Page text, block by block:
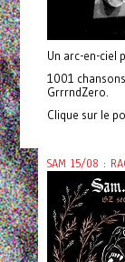
Un arc-en-ciel
1001
GrrrndZero.
Clique sur le
SAM 15/08 :